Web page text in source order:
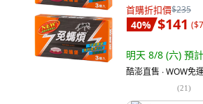
首購折扣價$235
40% $141 (
明天 8/8 (六) 預
酷澎直售 ∙ WOW免
(21)